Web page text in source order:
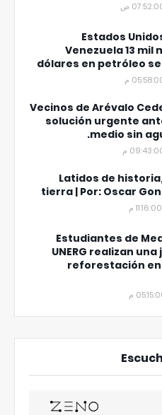
Estados
Venezuela 13 mil
dólares en petróleo
Vecinos de Arévalo
solución urgente
medio sin
Latidos de
tierra | Por: Oscar
Estudiantes de
UNERG realizan
reforestación en